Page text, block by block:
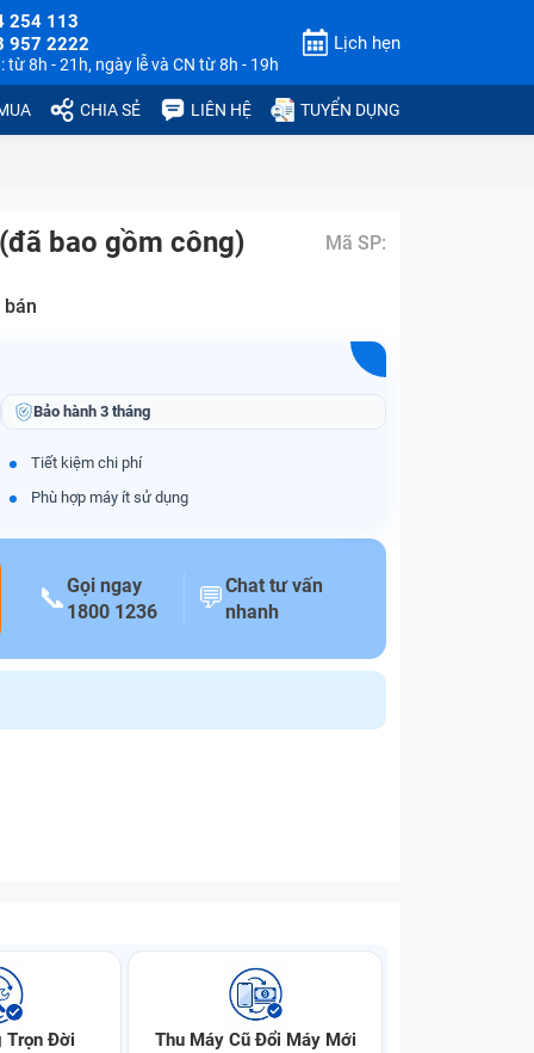
254 113
957 2222
từ 8h - 21h, ngày lễ và CN từ 8h - 19h
Lịch hẹn
CHIA SẺ LIÊN HỆ TUYỂN DỤNG
bao gồm công) Mã SP:
Bảo hành 3 tháng
Tiết kiệm chi phí
Phù hợp máy ít sử dụng
📞Gọi ngay
1800 1236
💬Chat tư vấn
nhanh
Trọn Đời Thu Máy Cũ Đổi Máy Mới